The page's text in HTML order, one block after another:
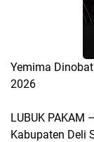
Yemima
2026
LUBUK PAKAM
Kabupaten Deli